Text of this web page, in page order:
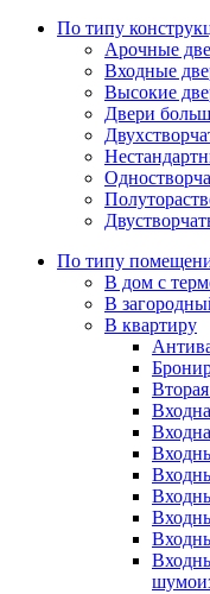
По типу
Арочные
Входные
Высокие
Двери
По типу
В дом с
В
В квартиру